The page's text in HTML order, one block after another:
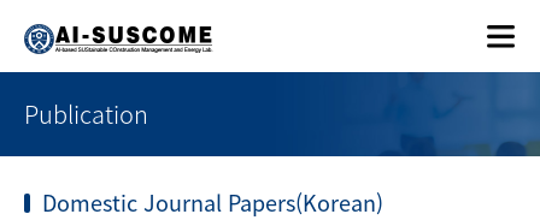
Publication
Domestic Journal Papers(Korean)